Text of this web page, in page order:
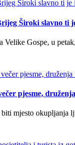
Široki slavno ti
Gospe, u
pjesme,
mjesto okupljanja